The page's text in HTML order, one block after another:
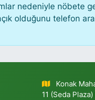
nedeniyle nöbete
olduğunu telefon
Konak
11 (Seda